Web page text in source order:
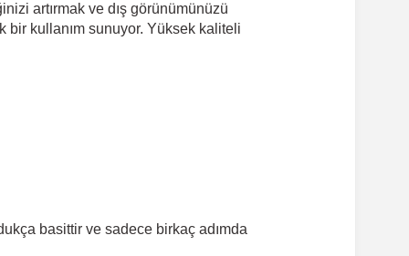
artırmak ve dış görünümünüzü
bir kullanım sunuyor. Yüksek kaliteli
basittir ve sadece birkaç adımda